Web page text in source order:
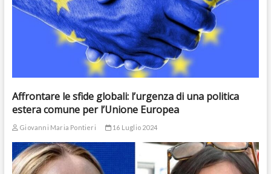
Affrontare le sfide globali: l’urgenza di una politica
estera comune per l’Unione Europea
Giovanni Maria Pontieri 16 Luglio 2024